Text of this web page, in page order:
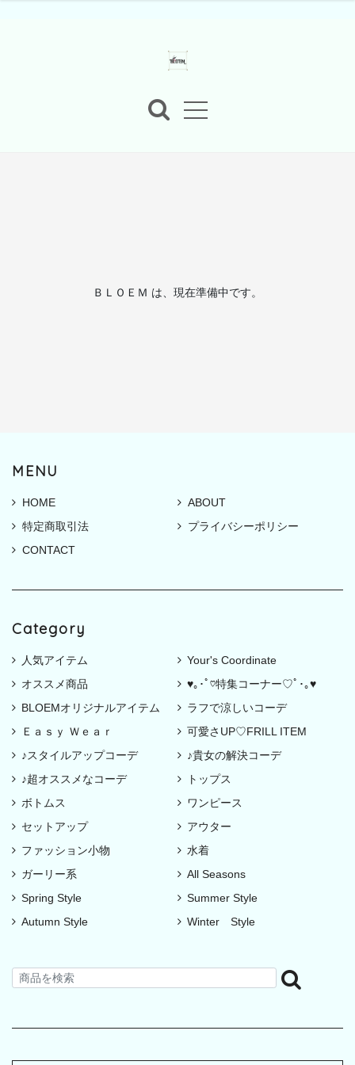
ＢＬＯＥＭ は、現在準備中です。
MENU
HOME
ABOUT
特定商取引法
プライバシーポリシー
CONTACT
Category
人気アイテム
Your's Coordinate
オススメ商品
♥｡･ﾟ♡特集コーナー♡ﾟ･｡♥
BLOEMオリジナルアイテム
ラフで涼しいコーデ
Ｅａｓｙ Ｗｅａｒ
可愛さUP♡FRILL ITEM
♪スタイルアップコーデ
♪貴女の解決コーデ
♪超オススメなコーデ
トップス
ボトムス
ワンピース
セットアップ
アウター
ファッション小物
水着
ガーリー系
All Seasons
Spring Style
Summer Style
Autumn Style
Winter Style